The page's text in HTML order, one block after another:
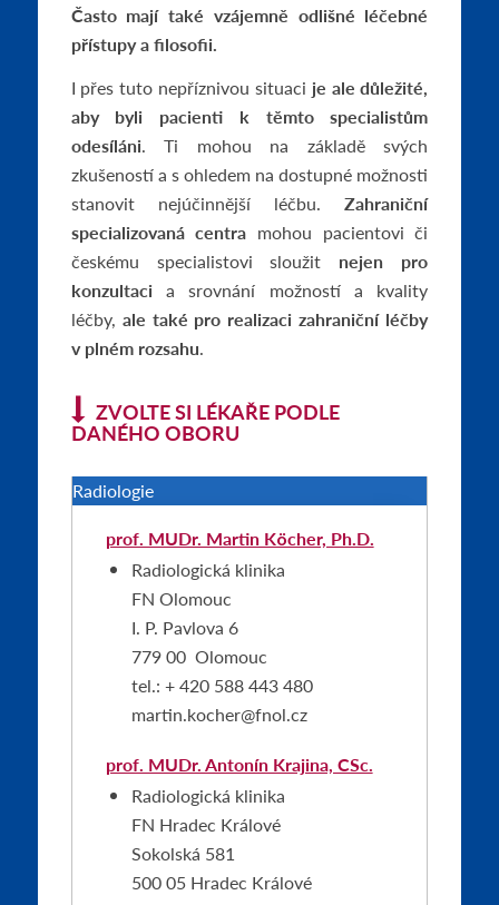
Často mají také vzájemně odlišné léčebné
přístupy a filosofii.
I přes tuto nepříznivou situaci je ale důležité,
aby byli pacienti k těmto specialistům
odesíláni. Ti mohou na základě svých
zkušeností a s ohledem na dostupné možnosti
stanovit nejúčinnější léčbu.Zahraniční
specializovaná centra mohou pacientovi či
českému specialistovi sloužit nejen pro
konzultaci a srovnání možností a kvality
léčby, ale také pro realizaci zahraniční léčby
v plném rozsahu.
ZVOLTE SI LÉKAŘE PODLE
DANÉHO OBORU
Radiologie
prof. MUDr. Martin Köcher, Ph.D.
Radiologická klinika
FN Olomouc
I. P. Pavlova 6
779 00 Olomouc
tel.: + 420 588 443 480
martin.kocher@fnol.cz
prof. MUDr. Antonín Krajina, CSc.
Radiologická klinika
FN Hradec Králové
Sokolská 581
500 05 Hradec Králové